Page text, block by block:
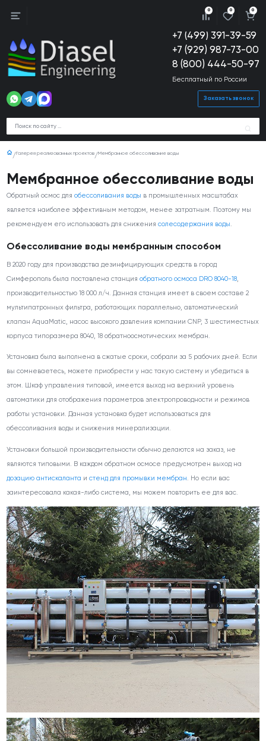
+7 (499) 391-39-59
+7 (929) 987-73-00
8 (800) 444-50-97
Бесплатный по России
Заказать звонок
0 0 0
Галерея реализованных проектов Мембранное обессоливание воды
Мембранное обессоливание воды
Обратный осмос дляобессоливания воды в промышленных масштабах
является наиболее эффективным методом, менее затратным. Поэтому мы
рекомендуем его использовать для снижениясолесодержания воды.
Обессоливание воды мембранным способом
В 2020 году для производства дезинфицирующих средств в город
Симферополь была поставлена станцияобратного осмоса DRO 8040-18,
производительностью 18 000 л/ч. Данная станция имеет в своем составе 2
мультипатронных фильтра, работающих параллельно, автоматический
клапан AquaMatic, насос высокого давления компании CNP, 3 шестиместных
корпуса типоразмера 8040, 18 обратноосмотических мембран.
Установка была выполнена в сжатые сроки, собрали за 5 рабочих дней. Если
вы сомневаетесь, можете приобрести у нас такую систему и убедиться в
этом. Шкаф управления типовой, имеется выход на верхний уровень
автоматики для отображения параметров электропроводности и режимов
работы установки. Данная установка будет использоваться для
обессоливания воды и снижения минерализации.
Установки большой производительности обычно делаются на заказ, не
являются типовыми. В каждом обратном осмосе предусмотрен выход на
дозацию антискаланта истенд для промывки мембран. Но если вас
заинтересовала какая-либо система, мы можем повторить ее для вас.